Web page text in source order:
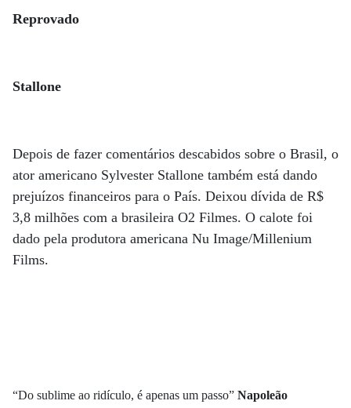
Reprovado
Stallone
Depois de fazer comentários descabidos sobre o Brasil, o
ator americano Sylvester Stallone também está dando
prejuízos financeiros para o País. Deixou dívida de R$
3,8 milhões com a brasileira O2 Filmes. O calote foi
dado pela produtora americana Nu Image/Millenium
Films.
“Do sublime ao ridículo, é apenas um passo” Napoleão